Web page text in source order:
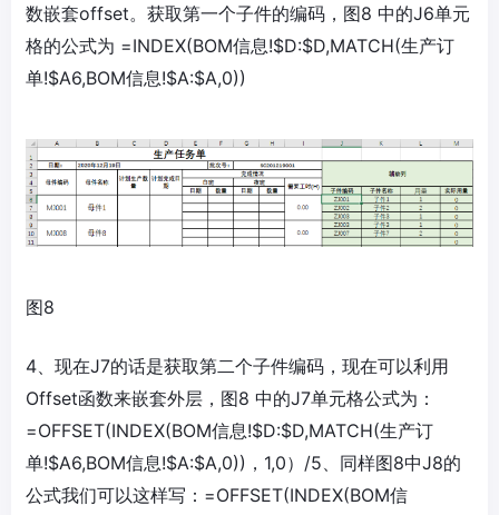
数嵌套offset。获取第一个子件的编码，图8 中的J6单元
格的公式为 =INDEX(BOM信息!$D:$D,MATCH(生产订
单!$A6,BOM信息!$A:$A,0))
图8
4、现在J7的话是获取第二个子件编码，现在可以利用
Offset函数来嵌套外层，图8 中的J7单元格公式为：
=OFFSET(INDEX(BOM信息!$D:$D,MATCH(生产订
单!$A6,BOM信息!$A:$A,0))，1,0）/5、同样图8中J8的
公式我们可以这样写：=OFFSET(INDEX(BOM信